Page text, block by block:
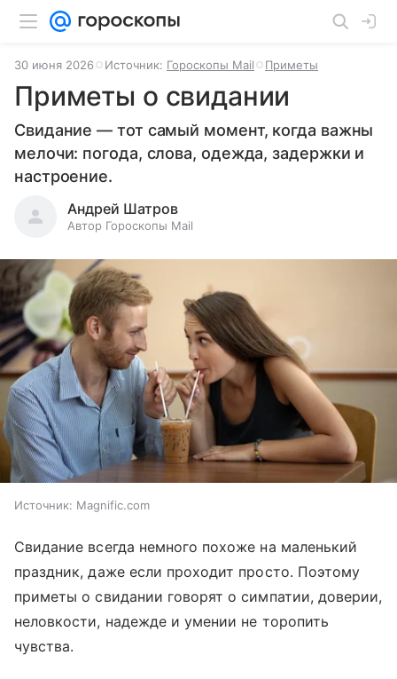
30 июня 2026 Источник: Гороскопы Mail Приметы
Приметы о свидании
Свидание — тот самый момент, когда важны
мелочи: погода, слова, одежда, задержки и
настроение.
Андрей Шатров
Автор Гороскопы Mail
Источник: Magnific.com
Свидание всегда немного похоже на маленький
праздник, даже если проходит просто. Поэтому
приметы о свидании говорят о симпатии, доверии,
неловкости, надежде и умении не торопить
чувства.